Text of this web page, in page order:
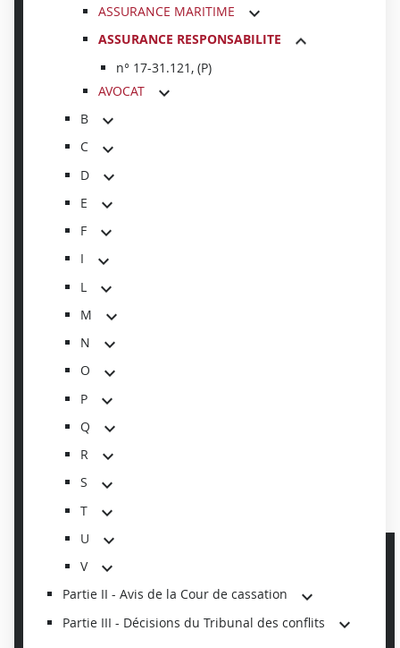
ASSURANCE MARITIME
ASSURANCE RESPONSABILITE
n° 17-31.121, (P)
AVOCAT
B
C
D
E
F
I
L
M
N
O
P
Q
R
S
T
U
V
Partie II - Avis de la Cour de cassation
Partie III - Décisions du Tribunal des conflits